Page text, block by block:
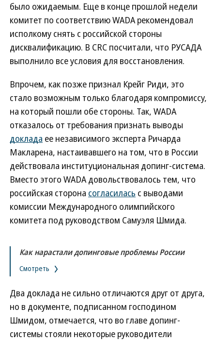
было ожидаемым. Еще в конце прошлой недели
комитет по соответствию WADA рекомендовал
исполкому снять с российской стороны
дисквалификацию. В CRC посчитали, что РУСАДА
выполнило все условия для восстановления.
Впрочем, как позже признал Крейг Риди, это
стало возможным только благодаря компромиссу,
на который пошли обе стороны. Так, WADA
отказалось от требования признать выводы
доклада ее независимого эксперта Ричарда
Макларена, настаивавшего на том, что в России
действовала институциональная допинг-система.
Вместо этого WADA довольствовалось тем, что
российская сторона согласилась с выводами
комиссии Международного олимпийского
комитета под руководством Самуэля Шмида.
Как нарастали допинговые проблемы России
Смотреть
Два доклада не сильно отличаются друг от друга,
но в документе, подписанном господином
Шмидом, отмечается, что во главе допинг-
системы стояли некоторые руководители